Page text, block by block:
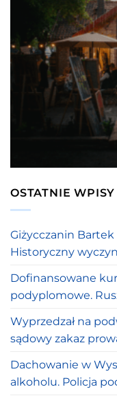
OSTATNIE WPISY
Giżycczanin Bartek
Historyczny
Dofinansowane
podyplomowe.
Wyprzedzał na
sądowy zakaz
Dachowanie w
alkoholu. Policja